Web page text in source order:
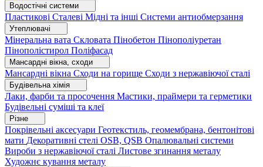
Водостічні системи
Пластикові Сталеві Мідні та інші Системи антиобмерзання
Утеплювачі
Мінеральна вата Скловата Пінобетон Пінополіуретан
Пінополістирол Поліфасад
Мансардні вікна, сходи
Мансардні вікна Сходи на горище Сходи з нержавіючої сталі
Будівельна хімія
Лаки, фарби та просочення Мастики, праймери та герметики
Будівельні суміші та клеї
Різне
Покрівельні аксесуари Геотекстиль, геомембрана, бентонітові
мати Декоративні стелі OSB, QSB Опалювальні системи
Вироби з нержавіючої сталі Листове згинання металу
Художнє кування металу